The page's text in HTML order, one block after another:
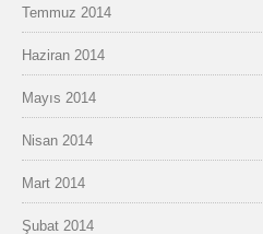
Temmuz 2014
Haziran 2014
Mayıs 2014
Nisan 2014
Mart 2014
Şubat 2014